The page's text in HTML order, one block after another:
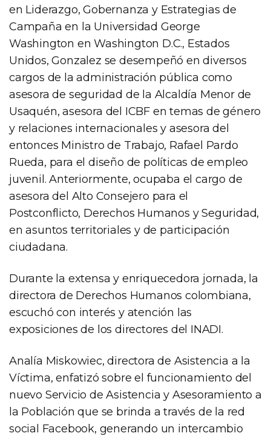
en Liderazgo, Gobernanza y Estrategias de
Campaña en la Universidad George
Washington en Washington D.C., Estados
Unidos, Gonzalez se desempeñó en diversos
cargos de la administración pública como
asesora de seguridad de la Alcaldía Menor de
Usaquén, asesora del ICBF en temas de género
y relaciones internacionales y asesora del
entonces Ministro de Trabajo, Rafael Pardo
Rueda, para el diseño de políticas de empleo
juvenil. Anteriormente, ocupaba el cargo de
asesora del Alto Consejero para el
Postconflicto, Derechos Humanos y Seguridad,
en asuntos territoriales y de participación
ciudadana.
Durante la extensa y enriquecedora jornada, la
directora de Derechos Humanos colombiana,
escuchó con interés y atención las
exposiciones de los directores del INADI.
Analía Miskowiec, directora de Asistencia a la
Víctima, enfatizó sobre el funcionamiento del
nuevo Servicio de Asistencia y Asesoramiento a
la Población que se brinda a través de la red
social Facebook, generando un intercambio